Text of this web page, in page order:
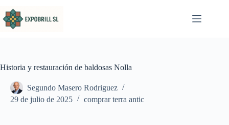
Historia y restauración de baldosas Nolla
Segundo Masero Rodriguez
29 de julio de 2025
comprar terra antic